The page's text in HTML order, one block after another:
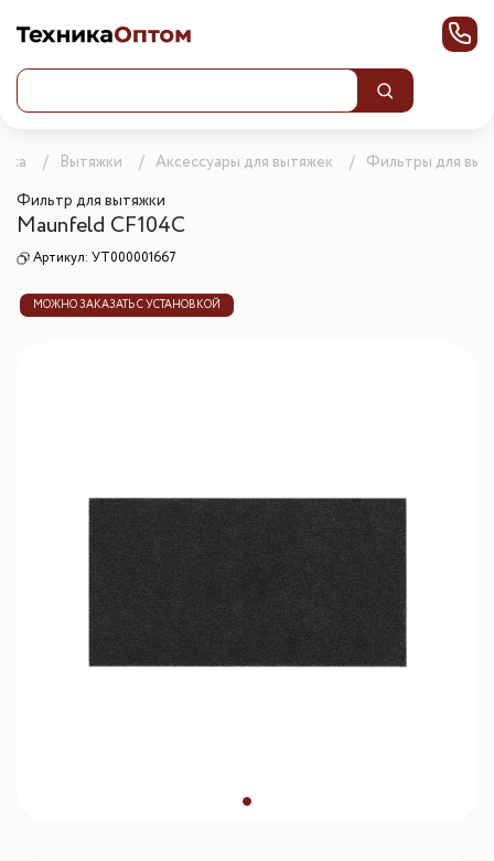
Вытяжки Аксессуары для вытяжек
Фильтры для
Фильтр для вытяжки
Maunfeld CF104С
Артикул: УТ000001667
МОЖНО ЗАКАЗАТЬ С УСТАНОВКОЙ